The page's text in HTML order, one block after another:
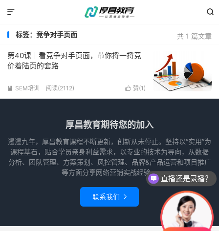


共 1 篇文章
标签：竞争对手页面
第40课｜看竞争对手页面，带你捋一捋竞
价着陆页的套路
 赞(1 )
 SEM培训 阅读(2112)
厚昌教育期待您的加入
漫漫九年，厚昌教育课程不断更新，创新从未停止。坚持以“实用”为
课程基石，贴合学员亲身利益需求，以专业的技术为导向，从数据
分析、团队管理、方案策划、风控管理、品牌&产品运营和项目推广
等方面分享网络营销实战经验。
联系我们 
直播还是录播？